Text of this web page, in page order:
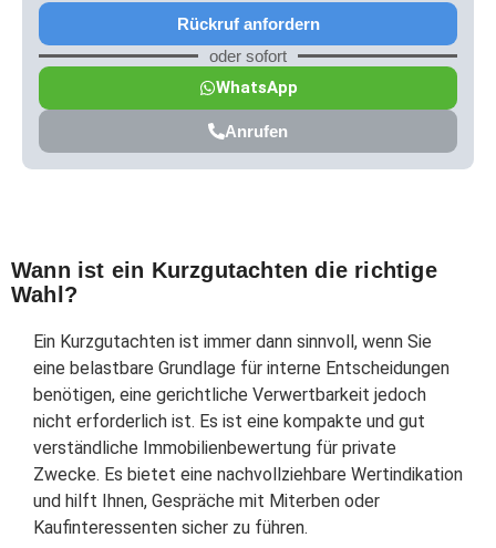
Rückruf anfordern
oder sofort
WhatsApp
Anrufen
Wann ist ein Kurzgutachten die richtige
Wahl?
Ein Kurzgutachten ist immer dann sinnvoll, wenn Sie
eine belastbare Grundlage für interne Entscheidungen
benötigen, eine gerichtliche Verwertbarkeit jedoch
nicht erforderlich ist. Es ist eine kompakte und gut
verständliche Immobilienbewertung für private
Zwecke. Es bietet eine nachvollziehbare Wertindikation
und hilft Ihnen, Gespräche mit Miterben oder
Kaufinteressenten sicher zu führen.